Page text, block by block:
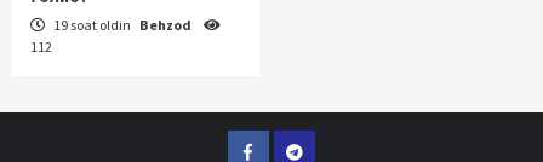
19 soat oldin Behzod
112
FacebookTelegram